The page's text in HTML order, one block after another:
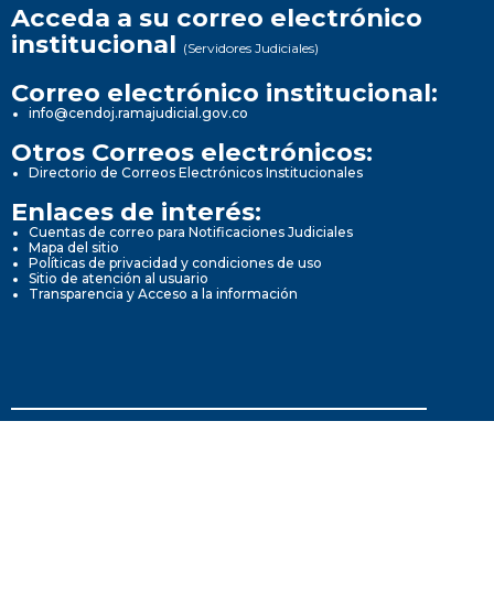
Acceda a su correo electrónico
institucional (Servidores Judiciales)
Correo electrónico institucional:
info@cendoj.ramajudicial.gov.co
Otros Correos electrónicos:
Directorio de Correos Electrónicos Institucionales
Enlaces de interés:
Cuentas de correo para Notificaciones Judiciales
Mapa del sitio
Políticas de privacidad y condiciones de uso
Sitio de atención al usuario
Transparencia y Acceso a la información